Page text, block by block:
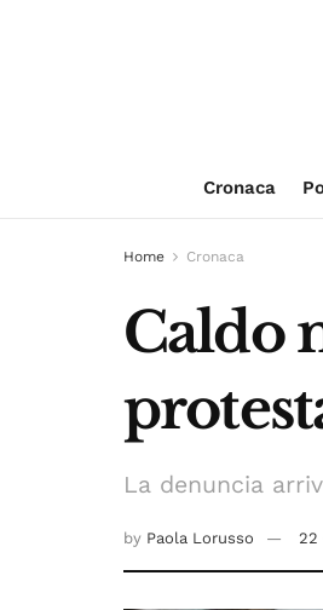
Cronaca
Home Cronaca
Caldo
La denuncia
by Paola Lorusso 22